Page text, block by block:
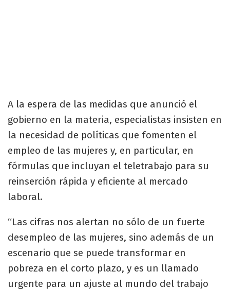
A la espera de las medidas que anunció el
gobierno en la materia, especialistas insisten en
la necesidad de políticas que fomenten el
empleo de las mujeres y, en particular, en
fórmulas que incluyan el teletrabajo para su
reinserción rápida y eficiente al mercado
laboral.
“Las cifras nos alertan no sólo de un fuerte
desempleo de las mujeres, sino además de un
escenario que se puede transformar en
pobreza en el corto plazo, y es un llamado
urgente para un ajuste al mundo del trabajo